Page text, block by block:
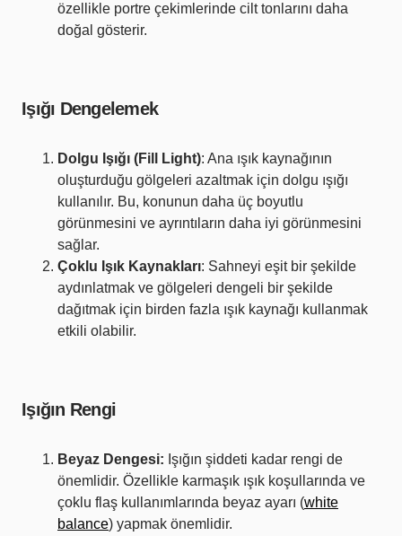
özellikle portre çekimlerinde cilt tonlarını daha
doğal gösterir.
Işığı Dengelemek
Dolgu Işığı (Fill Light): Ana ışık kaynağının
oluşturduğu gölgeleri azaltmak için dolgu ışığı
kullanılır. Bu, konunun daha üç boyutlu
görünmesini ve ayrıntıların daha iyi görünmesini
sağlar.
Çoklu Işık Kaynakları: Sahneyi eşit bir şekilde
aydınlatmak ve gölgeleri dengeli bir şekilde
dağıtmak için birden fazla ışık kaynağı kullanmak
etkili olabilir.
Işığın Rengi
Beyaz Dengesi: Işığın şiddeti kadar rengi de
önemlidir. Özellikle karmaşık ışık koşullarında ve
çoklu flaş kullanımlarında beyaz ayarı (white
balance) yapmak önemlidir.